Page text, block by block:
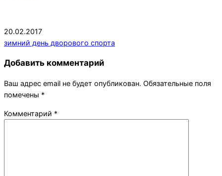
2017-
02-
20.02.2017
зимний день дворового спорта
Добавить комментарий
Ваш адрес email не будет опубликован. Обязательные поля
помечены *
Комментарий *